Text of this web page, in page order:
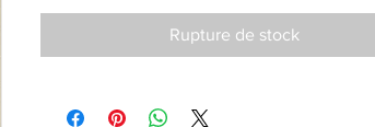
Rupture de stock